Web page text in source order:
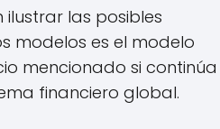
las posibles
modelos es el modelo
mencionado si continúa
financiero global.